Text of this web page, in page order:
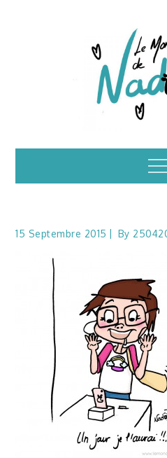
monde
15 Septembre 2015 By